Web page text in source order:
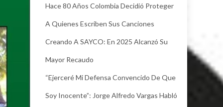
Hace 80 Años Colombia Decidió Proteger
A Quienes Escriben Sus Canciones
Creando A SAYCO: En 2025 Alcanzó Su
Mayor Recaudo
“Ejerceré Mi Defensa Convencido De Que
Soy Inocente”: Jorge Alfredo Vargas Habló